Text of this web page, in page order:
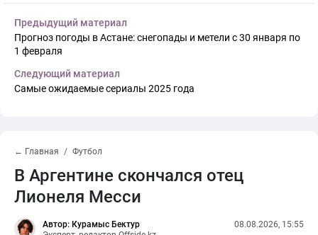
Предыдущий материал
Прогноз погоды в Астане: снегопады и метели с 30 января по
1 февраля
Следующий материал
Самые ожидаемые сериалы 2025 года
← Главная Футбол
В Аргентине скончался отец
Лионеля Месси
Автор: Курамыс Бектур
08.08.2026, 15:55